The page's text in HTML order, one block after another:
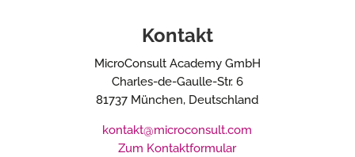
Kontakt
MicroConsult Academy GmbH
Charles-de-Gaulle-Str. 6
81737 München, Deutschland
kontakt@microconsult.com
Zum Kontaktformular